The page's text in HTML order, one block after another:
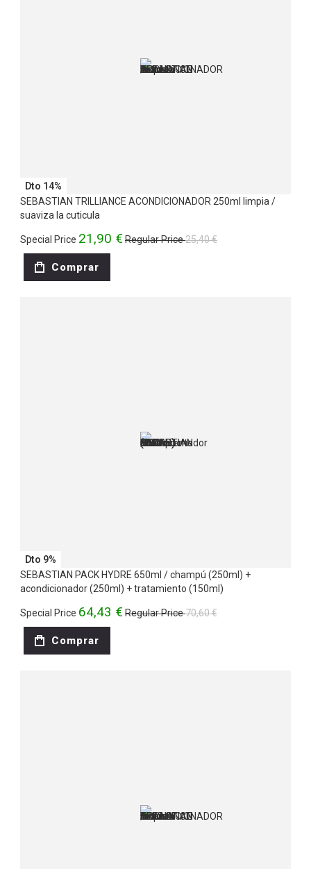
Dto 14%
SEBASTIAN TRILLIANCE ACONDICIONADOR 250ml limpia /
suaviza la cuticula
Special Price 21,90 € Regular Price25,40 €
Comprar
Dto 9%
SEBASTIAN PACK HYDRE 650ml / champú (250ml) +
acondicionador (250ml) + tratamiento (150ml)
Special Price 64,43 € Regular Price70,60 €
Comprar